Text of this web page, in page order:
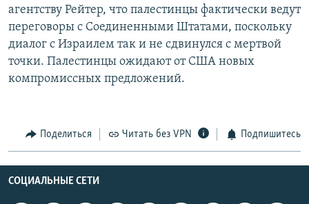
Все сайты РСЕ/РС
агентству Рейтер, что палестинцы фактически ведут
переговоры с Соединенными Штатами, поскольку
диалог с Израилем так и не сдвинулся с мертвой
точки. Палестинцы ожидают от США новых
компромиссных предложений.
Поделиться Читать без VPN Подпишитесь
СОЦИАЛЬНЫЕ СЕТИ